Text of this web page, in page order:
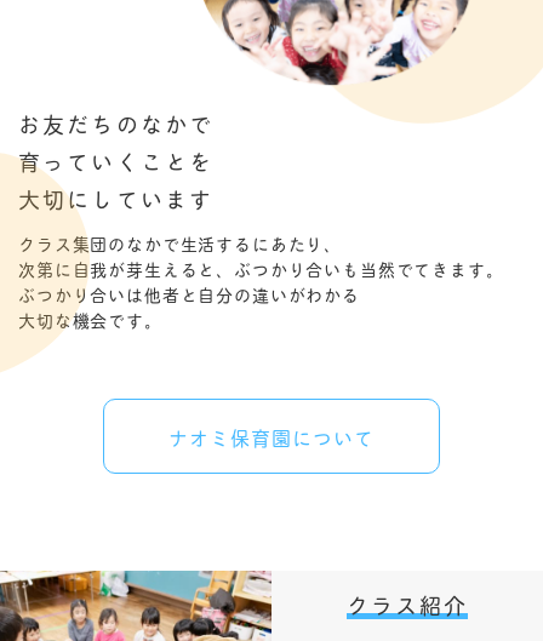
お友だちのなかで
育っていくことを
大切にしています
クラス集団のなかで生活するにあたり、
次第に自我が芽生えると、ぶつかり合いも当然でてきます。
ぶつかり合いは他者と自分の違いがわかる
大切な機会です。
ナオミ保育園について
クラス紹介